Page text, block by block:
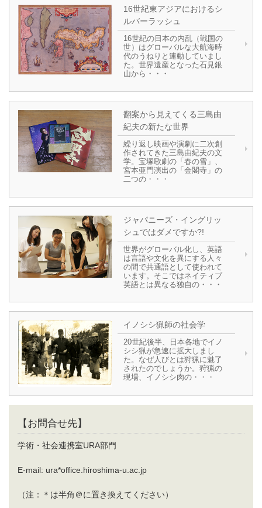
16世紀東アジアにおけるシ
ルバーラッシュ
16世紀の日本の内乱（戦国の
世）はグローバルな大航海時
代のうねりと連動していまし
た。世界遺産となった石見銀
山から・・・
翻案から見えてくる三島由
紀夫の新たな世界
繰り返し映画や演劇に二次創
作されてきた三島由紀夫の文
学。宝塚歌劇の「春の雪」、
宮本亜門演出の「金閣寺」の
二つの・・・
ジャパニーズ・イングリッ
シュではダメですか?!
世界がグローバル化し、英語
は言語や文化を異にする人々
の間で共通語として使われて
います。そこではネイティブ
英語とは異なる独自の・・・
イノシシ猟師の社会学
20世紀後半、日本各地でイノ
シシ猟が急速に拡大しまし
た。なぜ人びとは狩猟に魅了
されたのでしょうか。狩猟の
現場、イノシシ肉の・・・
【お問合せ先】
学術・社会連携室URA部門
E-mail: ura*office.hiroshima-u.ac.jp
（注：＊は半角＠に置き換えてください）